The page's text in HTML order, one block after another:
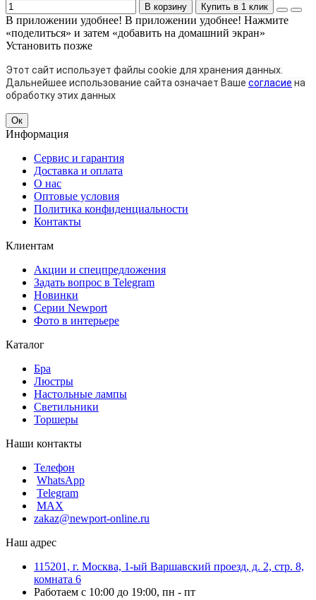
В корзину Купить в 1 клик
В приложении удобнее! В приложении удобнее! Нажмите
«поделиться» и затем «добавить на домашний экран»
Установить позже
Этот сайт использует файлы cookie для хранения данных.
Дальнейшее использование сайта означает Ваше согласие на
обработку этих данных
Ок
Информация
Сервис и гарантия
Доставка и оплата
О нас
Оптовые условия
Политика конфиденциальности
Контакты
Клиентам
Акции и спецпредложения
Задать вопрос в Telegram
Новинки
Серии Newport
Фото в интерьере
Каталог
Бра
Люстры
Настольные лампы
Светильники
Торшеры
Наши контакты
Телефон
WhatsApp
Telegram
MAX
zakaz@newport-online.ru
Наш адрес
115201, г. Москва, 1-ый Варшавский проезд, д. 2, стр. 8,
комната 6
Работаем с 10:00 до 19:00, пн - пт